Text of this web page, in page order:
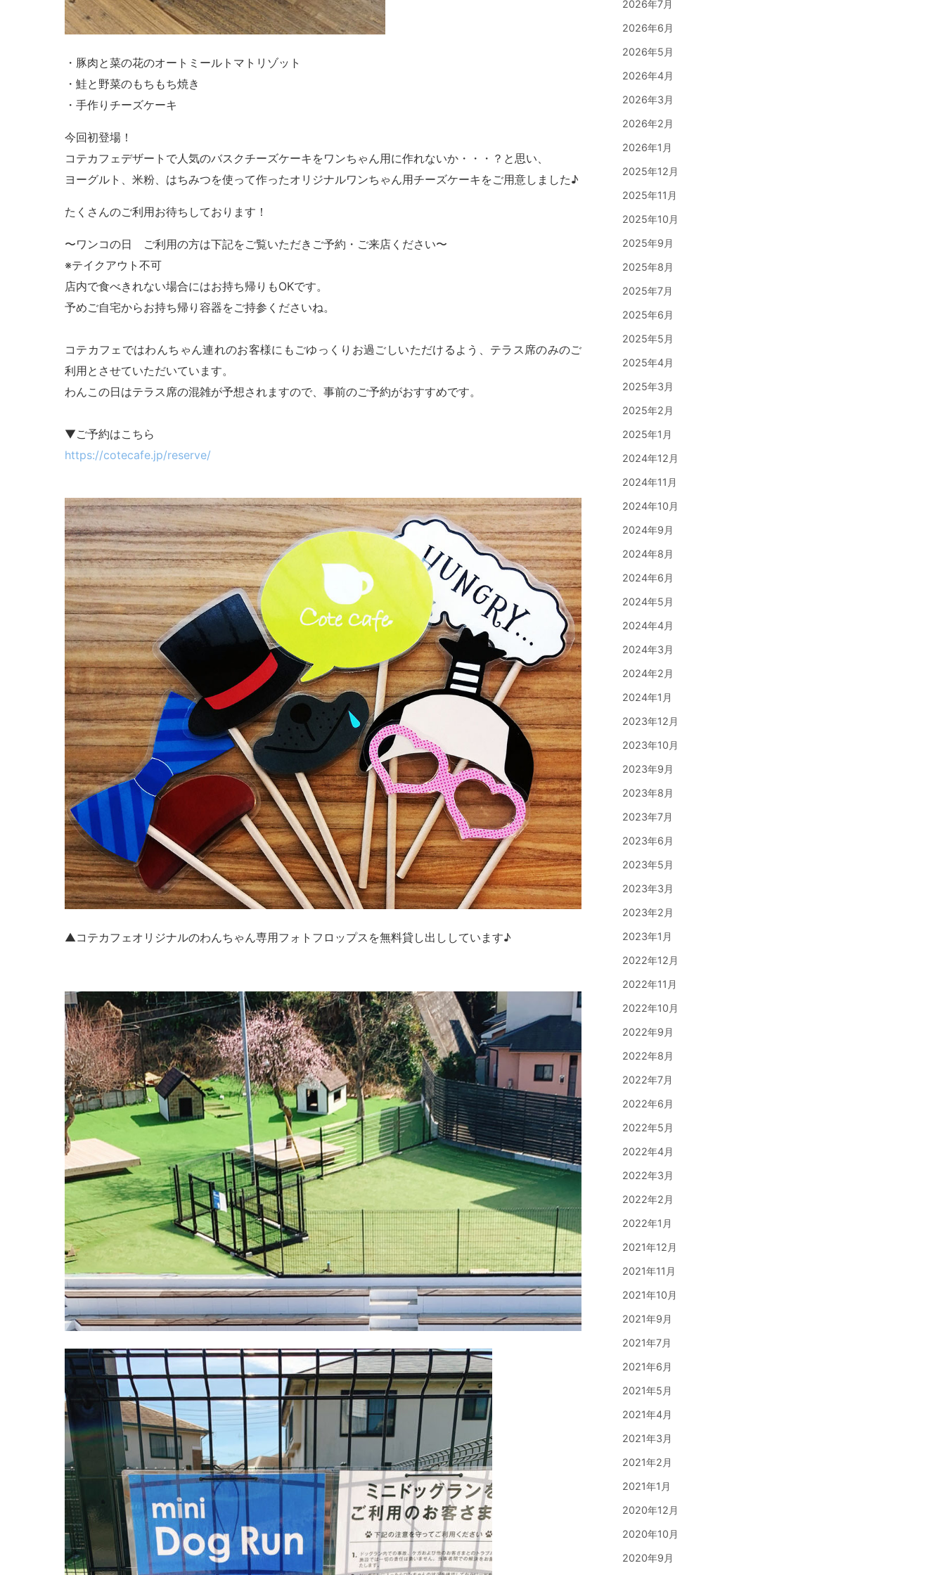
・豚肉と菜の花のオートミールトマトリゾット
・鮭と野菜のもちもち焼き
・手作りチーズケーキ
今回初登場！
コテカフェデザートで人気のバスクチーズケーキをワンちゃん用に作れないか・・・？と思い、
ヨーグルト、米粉、はちみつを使って作ったオリジナルワンちゃん用チーズケーキをご用意しました♪
たくさんのご利用お待ちしております！
〜ワンコの日 ご利用の方は下記をご覧いただきご予約・ご来店ください〜
※テイクアウト不可
店内で食べきれない場合にはお持ち帰りもOKです。
予めご自宅からお持ち帰り容器をご持参くださいね。
コテカフェではわんちゃん連れのお客様にもごゆっくりお過ごしいただけるよう、テラス席のみのご
利用とさせていただいています。
わんこの日はテラス席の混雑が予想されますので、事前のご予約がおすすめです。
▼ご予約はこちら
https://cotecafe.jp/reserve/
▲コテカフェオリジナルのわんちゃん専用フォトフロップスを無料貸し出ししています♪
2026年7月
2026年6月
2026年5月
2026年4月
2026年3月
2026年2月
2026年1月
2025年12月
2025年11月
2025年10月
2025年9月
2025年8月
2025年7月
2025年6月
2025年5月
2025年4月
2025年3月
2025年2月
2025年1月
2024年12月
2024年11月
2024年10月
2024年9月
2024年8月
2024年6月
2024年5月
2024年4月
2024年3月
2024年2月
2024年1月
2023年12月
2023年10月
2023年9月
2023年8月
2023年7月
2023年6月
2023年5月
2023年3月
2023年2月
2023年1月
2022年12月
2022年11月
2022年10月
2022年9月
2022年8月
2022年7月
2022年6月
2022年5月
2022年4月
2022年3月
2022年2月
2022年1月
2021年12月
2021年11月
2021年10月
2021年9月
2021年7月
2021年6月
2021年5月
2021年4月
2021年3月
2021年2月
2021年1月
2020年12月
2020年10月
2020年9月